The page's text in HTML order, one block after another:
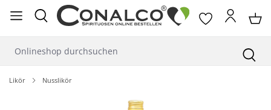
springen
Likör Nusslikör